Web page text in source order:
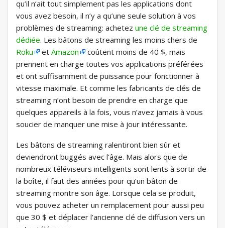
qu’il n’ait tout simplement pas les applications dont
vous avez besoin, il n’y a qu’une seule solution à vos
problèmes de streaming: achetez une clé de streaming
dédiée. Les bâtons de streaming les moins chers de
Roku
et Amazon
coûtent moins de 40 $, mais
prennent en charge toutes vos applications préférées
et ont suffisamment de puissance pour fonctionner à
vitesse maximale. Et comme les fabricants de clés de
streaming n’ont besoin de prendre en charge que
quelques appareils à la fois, vous n’avez jamais à vous
soucier de manquer une mise à jour intéressante.
Les bâtons de streaming ralentiront bien sûr et
deviendront buggés avec l’âge. Mais alors que de
nombreux téléviseurs intelligents sont lents à sortir de
la boîte, il faut des années pour qu’un bâton de
streaming montre son âge. Lorsque cela se produit,
vous pouvez acheter un remplacement pour aussi peu
que 30 $ et déplacer l’ancienne clé de diffusion vers un